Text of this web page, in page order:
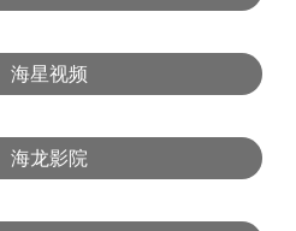
海星视频
海龙影院